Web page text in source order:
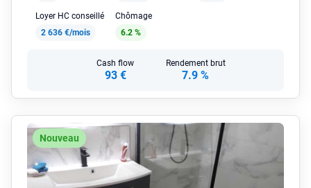
Loyer HC conseillé
2 636 €/mois
Chômage
6.2 %
Cash flow
93 €
Rendement brut
7.9 %
Nouveau